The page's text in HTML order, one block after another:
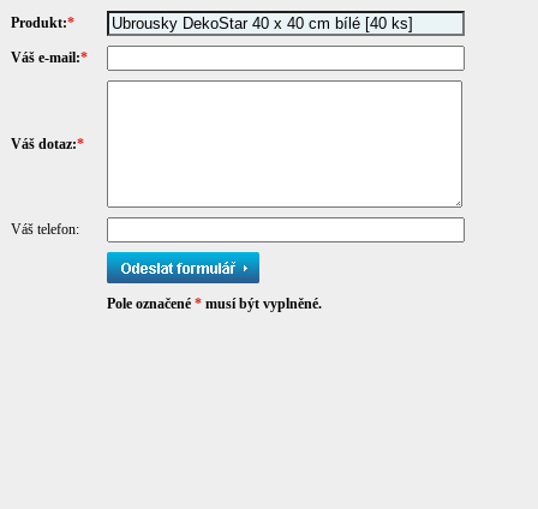
Produkt:*
Váš e-mail:*
Váš dotaz:*
Váš telefon:
Pole označené * musí být vyplněné.